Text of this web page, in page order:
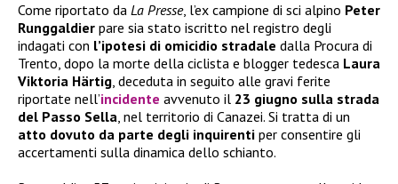
Come riportato da La Presse, l’ex campione di sci alpino Peter
Runggaldier pare sia stato iscritto nel registro degli
indagati con l’ipotesi di omicidio stradale dalla Procura di
Trento, dopo la morte della ciclista e blogger tedesca Laura
Viktoria Härtig, deceduta in seguito alle gravi ferite
riportate nell’incidente avvenuto il 23 giugno sulla strada
del Passo Sella, nel territorio di Canazei. Si tratta di un
atto dovuto da parte degli inquirenti per consentire gli
accertamenti sulla dinamica dello schianto.